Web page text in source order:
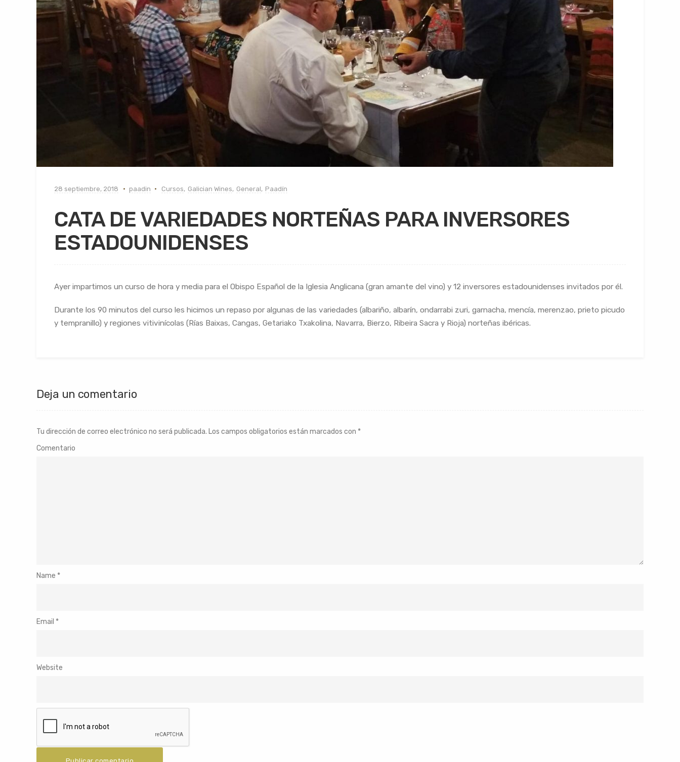
28 septiembre, 2018 paadin Cursos, Galician Wines, General, Paadín
CATA DE VARIEDADES NORTEÑAS PARA INVERSORES
ESTADOUNIDENSES
Ayer impartimos un curso de hora y media para el Obispo Español de la Iglesia Anglicana (gran amante del vino) y 12 inversores estadounidenses invitados por él.
Durante los 90 minutos del curso les hicimos un repaso por algunas de las variedades (albariño, albarín, ondarrabi zuri, garnacha, mencía, merenzao, prieto picudo
y tempranillo) y regiones vitivinícolas (Rías Baixas, Cangas, Getariako Txakolina, Navarra, Bierzo, Ribeira Sacra y Rioja) norteñas ibéricas.
Deja un comentario
Tu dirección de correo electrónico no será publicada. Los campos obligatorios están marcados con *
Comentario
Name *
Email *
Website